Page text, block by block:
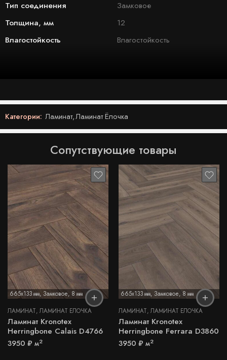
Тип соединения
Замковое
Толщина, мм
12
Влагостойкость
Влагостойкость
Категории: Ламинат,Ламинат Ёлочка
Сопутствующие товары
665x133 мм, Замковое, 8 мм
ЛАМИНАТ, ЛАМИНАТ ЁЛОЧКА
Ламинат Kronotex
Herringbone Calais D4766
3950 ₽ м2
665x133 мм, Замковое, 8 мм
ЛАМИНАТ, ЛАМИНАТ ЁЛОЧКА
Ламинат Kronotex
Herringbone Ferrara D3860
3950 ₽ м2